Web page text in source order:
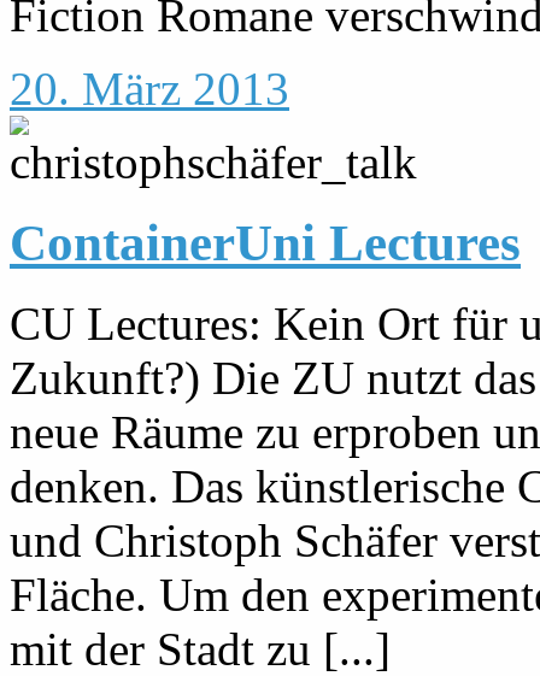
Fiction Romane
20. März 2013
ContainerUni Lectures
CU Lectures: Kein Ort für
Zukunft?) Die ZU nutzt
neue Räume zu erproben
denken. Das künstlerische
und Christoph Schäfer
Fläche. Um den
mit der Stadt zu [...]